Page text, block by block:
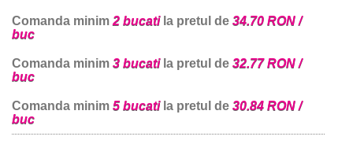
Comanda minim 2 bucatila pretul de 34.70 RON /
buc
Comanda minim 3 bucatila pretul de 32.77 RON /
buc
Comanda minim 5 bucatila pretul de 30.84 RON /
buc